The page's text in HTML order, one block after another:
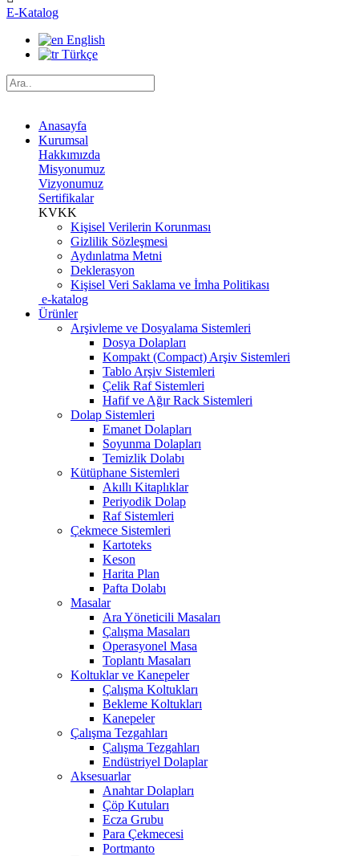
E-Katalog
English
Türkçe
Anasayfa
Kurumsal
Hakkımızda
Misyonumuz
Vizyonumuz
Sertifikalar
KVKK
Kişisel Verilerin Korunması
Gizlilik Sözleşmesi
Aydınlatma Metni
Deklerasyon
Kişisel Veri Saklama ve İmha Politikası
e-katalog
Ürünler
Arşivleme ve Dosyalama Sistemleri
Dosya Dolapları
Kompakt (Compact) Arşiv Sistemleri
Tablo Arşiv Sistemleri
Çelik Raf Sistemleri
Hafif ve Ağır Rack Sistemleri
Dolap Sistemleri
Emanet Dolapları
Soyunma Dolapları
Temizlik Dolabı
Kütüphane Sistemleri
Akıllı Kitaplıklar
Periyodik Dolap
Raf Sistemleri
Çekmece Sistemleri
Kartoteks
Keson
Harita Plan
Pafta Dolabı
Masalar
Ara Yöneticili Masaları
Çalışma Masaları
Operasyonel Masa
Toplantı Masaları
Koltuklar ve Kanepeler
Çalışma Koltukları
Bekleme Koltukları
Kanepeler
Çalışma Tezgahları
Çalışma Tezgahları
Endüstriyel Dolaplar
Aksesuarlar
Anahtar Dolapları
Çöp Kutuları
Ecza Grubu
Para Çekmecesi
Portmanto